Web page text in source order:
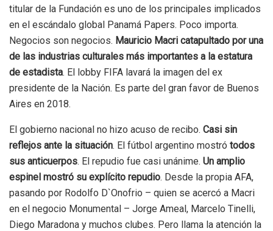
titular de la Fundación es uno de los principales implicados
en el escándalo global Panamá Papers. Poco importa.
Negocios son negocios. Mauricio Macri catapultado por una
de las industrias culturales más importantes a la estatura
de estadista. El lobby FIFA lavará la imagen del ex
presidente de la Nación. Es parte del gran favor de Buenos
Aires en 2018.
El gobierno nacional no hizo acuso de recibo. Casi sin
reflejos ante la situación. El fútbol argentino mostró todos
sus anticuerpos. El repudio fue casi unánime. Un amplio
espinel mostró su explícito repudio. Desde la propia AFA,
pasando por Rodolfo D`Onofrio – quien se acercó a Macri
en el negocio Monumental – Jorge Ameal, Marcelo Tinelli,
Diego Maradona y muchos clubes. Pero llama la atención la